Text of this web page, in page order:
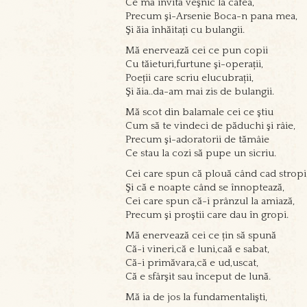
Ce mă invită veşnic la cafea,
Precum şi-Arsenie Boca-n pana mea,
Şi ăia înhăitați cu bulangii.
Mă enervează cei ce pun copii
Cu tăieturi,furtune şi-operații,
Poeții care scriu elucubrații,
Şi ăia..da-am mai zis de bulangii.
Mă scot din balamale cei ce ştiu
Cum să te vindeci de păduchi şi râie,
Precum şi-adoratorii de tămâie
Ce stau la cozi să pupe un sicriu.
Cei care spun că plouă când cad
Şi că e noapte când se înnoptează,
Cei care spun că-i prânzul la amiază,
Precum şi proştii care dau în gropi.
Mă enervează cei ce țin să spună
Că-i vineri,că e luni,caă e sabat,
Că-i primăvara,că e ud,uscat,
Că e sfârşit sau început de lună.
Mă ia de jos la fundamentalişti,